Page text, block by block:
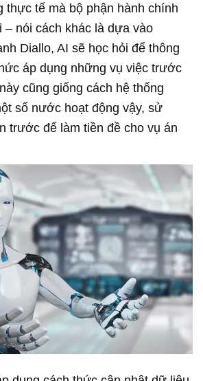
thực tế mà bộ phận hành chính
– nói cách khác là dựa vào
Diallo, AI sẽ học hỏi để thông
áp dụng những vụ việc trước
cũng giống cách hệ thống
số nước hoạt động vậy, sử
trước để làm tiền đề cho vụ án